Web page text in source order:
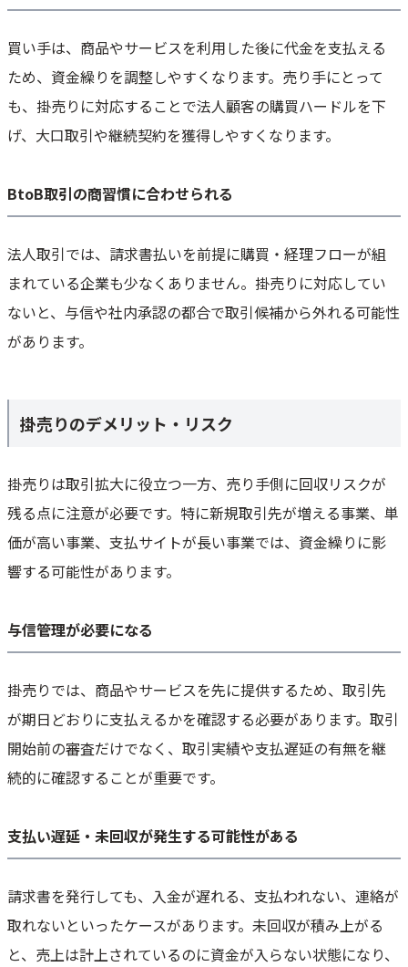
買い手は、商品やサービスを利用した後に代金を支払える
ため、資金繰りを調整しやすくなります。売り手にとって
も、掛売りに対応することで法人顧客の購買ハードルを下
げ、大口取引や継続契約を獲得しやすくなります。
BtoB取引の商習慣に合わせられる
法人取引では、請求書払いを前提に購買・経理フローが組
まれている企業も少なくありません。掛売りに対応してい
ないと、与信や社内承認の都合で取引候補から外れる可能性
があります。
掛売りのデメリット・リスク
掛売りは取引拡大に役立つ一方、売り手側に回収リスクが
残る点に注意が必要です。特に新規取引先が増える事業、単
価が高い事業、支払サイトが長い事業では、資金繰りに影
響する可能性があります。
与信管理が必要になる
掛売りでは、商品やサービスを先に提供するため、取引先
が期日どおりに支払えるかを確認する必要があります。取引
開始前の審査だけでなく、取引実績や支払遅延の有無を継
続的に確認することが重要です。
支払い遅延・未回収が発生する可能性がある
請求書を発行しても、入金が遅れる、支払われない、連絡が
取れないといったケースがあります。未回収が積み上がる
と、売上は計上されているのに資金が入らない状態になり、